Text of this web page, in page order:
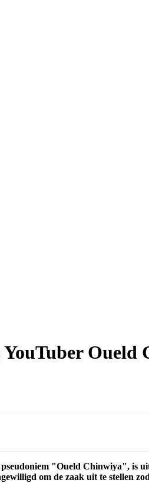
Oueld
"Oueld Chinwiya", is
om de zaak uit te stellen